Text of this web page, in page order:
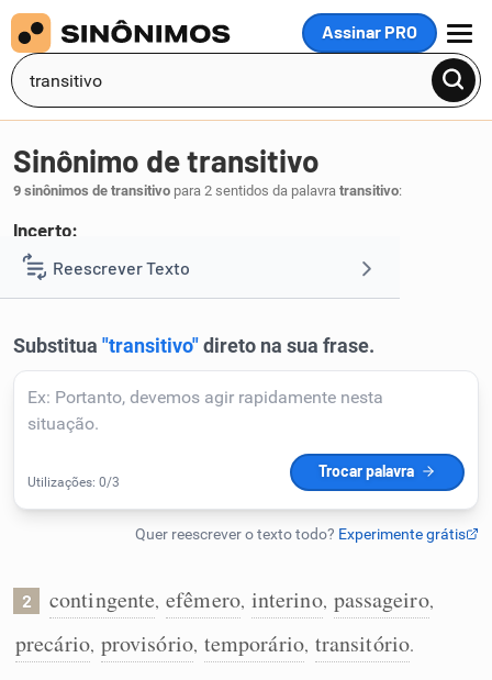
Assinar PRO
MENU
Reescrever Texto
Corrigir Texto
Humanizador de IA
Cata-letras
Sinônimo de transitivo
9 sinônimos de transitivo para 2 sentidos da palavra transitivo:
Incerto:
1 contingente.
2 contingente, efêmero, interino, passageiro,
precário, provisório, temporário, transitório.